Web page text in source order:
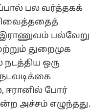
பல வர்த்தகக்
பல்வேறு
துறைமுக
நடத்திய ஒரு
நடவடிக்கை
போர்
அச்சம் எழுந்தது.